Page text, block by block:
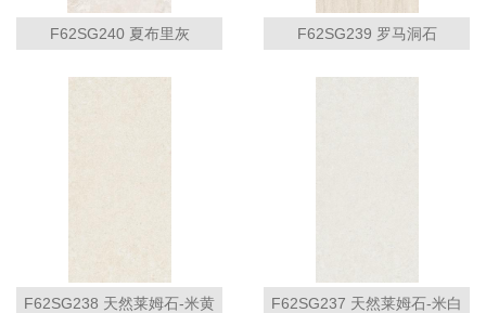
F62SG240 夏布里灰 F62SG239 罗马洞石
F62SG238 天然莱姆石-米黄 F62SG237 天然莱姆石-米白